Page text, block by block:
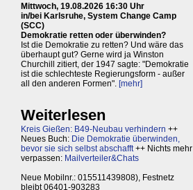
Mittwoch, 19.08.2026 16:30 Uhr
in/bei Karlsruhe, System Change Camp
(SCC)
Demokratie retten oder überwinden?
Ist die Demokratie zu retten? Und wäre das
überhaupt gut? Gerne wird ja Winston
Churchill zitiert, der 1947 sagte: "Demokratie
ist die schlechteste Regierungsform - außer
all den anderen Formen". [mehr]
Weiterlesen
Kreis Gießen: B49-Neubau verhindern ++
Neues Buch: Die Demokratie überwinden,
bevor sie sich selbst abschafft++ Nichts mehr
verpassen: Mailverteiler&Chats
Neue Mobilnr.: 015511439808), Festnetz
bleibt 06401-903283